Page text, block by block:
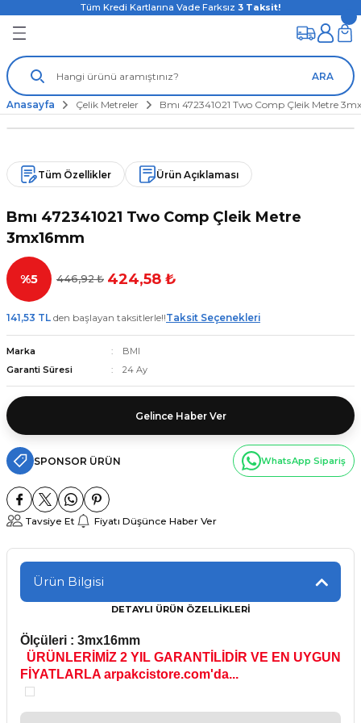
Tüm Kredi Kartlarına Vade Farksız 3 Taksit!
ARA
Anasayfa Çelik Metreler Bmı 472341021 Two Comp Çleik Metre
Tüm Özellikler Ürün Açıklaması
Bmı 472341021 Two Comp Çleik Metre
3mx16mm
%5 446,92 ₺ 424,58 ₺
141,53 TL den başlayan taksitlerle!!Taksit Seçenekleri
Marka
BMI
Garanti Süresi
24 Ay
Gelince Haber Ver
SPONSOR ÜRÜN WhatsApp Sipariş
Tavsiye Et Fiyatı Düşünce Haber Ver
Ürün Bilgisi
DETAYLI ÜRÜN ÖZELLİKLERİ
Ölçüleri : 3mx16mm
ÜRÜNLERİMİZ 2 YIL GARANTİLİDİR VE EN UYGUN
FİYATLARLA arpakcistore.com'da...